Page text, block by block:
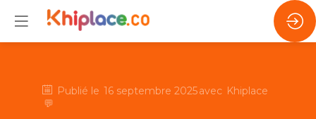
Publié le 16 septembre 2025avec Khiplace
💬